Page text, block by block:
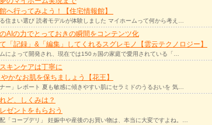
へ行ってみよう！【住宅情報館】
住まい選び 読者モデルが体験しました マイホームって何から考え…
AIの力でとっておきの瞬間をコンテンツ化
「記録」&「編集」してくれるスグレモノ【雲云テクノロジー】
によって開発され、現在では150ヵ国の家庭で愛用されている「…
キンケアは丁寧に
かなお肌を保ちましょう【花王】
ー」レポート 夏も敏感に傾きやすい肌にセラミドのうるおいを 気…
ど、しくみは？
ゼントをもらおう
「コープデリ」 妊娠中や産後のお買い物は、本当に大変ですよね。…